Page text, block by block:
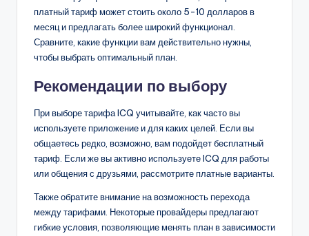
платный тариф может стоить около 5-10 долларов в
месяц и предлагать более широкий функционал.
Сравните, какие функции вам действительно нужны,
чтобы выбрать оптимальный план.
Рекомендации по выбору
При выборе тарифа ICQ учитывайте, как часто вы
используете приложение и для каких целей. Если вы
общаетесь редко, возможно, вам подойдет бесплатный
тариф. Если же вы активно используете ICQ для работы
или общения с друзьями, рассмотрите платные варианты.
Также обратите внимание на возможность перехода
между тарифами. Некоторые провайдеры предлагают
гибкие условия, позволяющие менять план в зависимости